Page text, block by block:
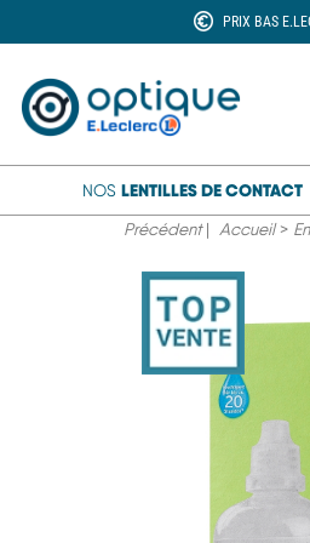
PRIX BAS
NOSLENTILLES DE CONTACT
Précédent| Accueil >